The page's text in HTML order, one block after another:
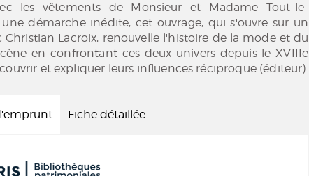
les vêtements de Monsieur et Madame Tout-le-
démarche inédite, cet ouvrage, qui s'ouvre sur un
Christian Lacroix, renouvelle l'histoire de la mode et du
en confrontant ces deux univers depuis le XVIIIe
et expliquer leurs influences réciproque (éditeur)
Fiche détaillée